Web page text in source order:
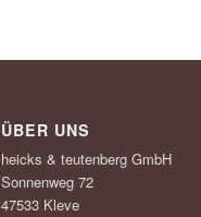
ÜBER UNS
heicks & teutenberg GmbH
Sonnenweg 72
47533 Kleve